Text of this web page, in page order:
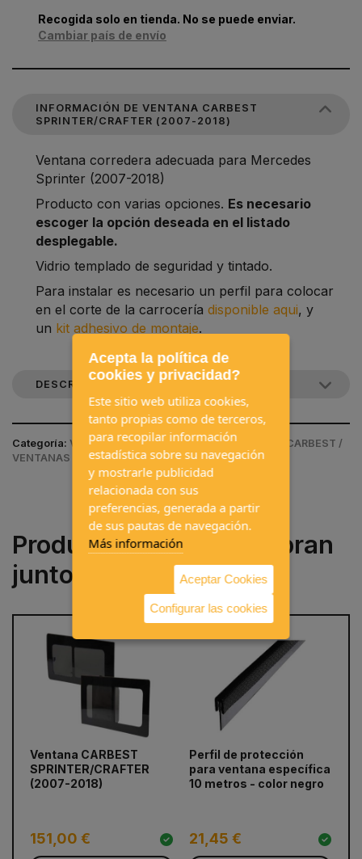
Recogida solo en tienda. No se puede enviar.
Cambiar país de envío
INFORMACIÓN DE VENTANA CARBEST
SPRINTER/CRAFTER (2007-2018)
Ventana corredera adecuada para Mercedes
Sprinter (2007-2018)
Producto con varias opciones. Es necesario
escoger la opción deseada en el listado
desplegable.
Vidrio templado de seguridad y tintado.
Para instalar es necesario un perfil para colocar
en el corte de la carrocería disponible aqui, y
un kit adhesivo de montaje.
DESCRIPCIÓN DEL PRODUCTO
Categoría: VENTANAS Y CLARABOYAS / VENTANAS / CARBEST /
VENTANAS ESPECÍFICAS
Productos que se compran
juntos a menudo
Ventana CARBEST
SPRINTER/CRAFTER
(2007-2018)
151,00 €
Perfil de protección
para ventana específica
10 metros - color negro
21,45 €
prev
Acepta la política de
cookies y privacidad?
Este sitio web utiliza cookies,
tanto propias como de terceros,
para recopilar información
estadística sobre su navegación
y mostrarle publicidad
relacionada con sus
preferencias, generada a partir
de sus pautas de navegación.
Más información
Aceptar Cookies
Configurar las cookies